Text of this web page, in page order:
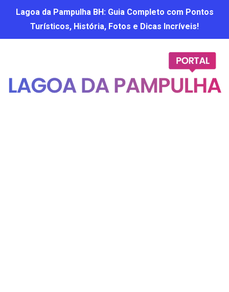
Lagoa da Pampulha BH: Guia Completo com Pontos
Turísticos, História, Fotos e Dicas Incríveis!